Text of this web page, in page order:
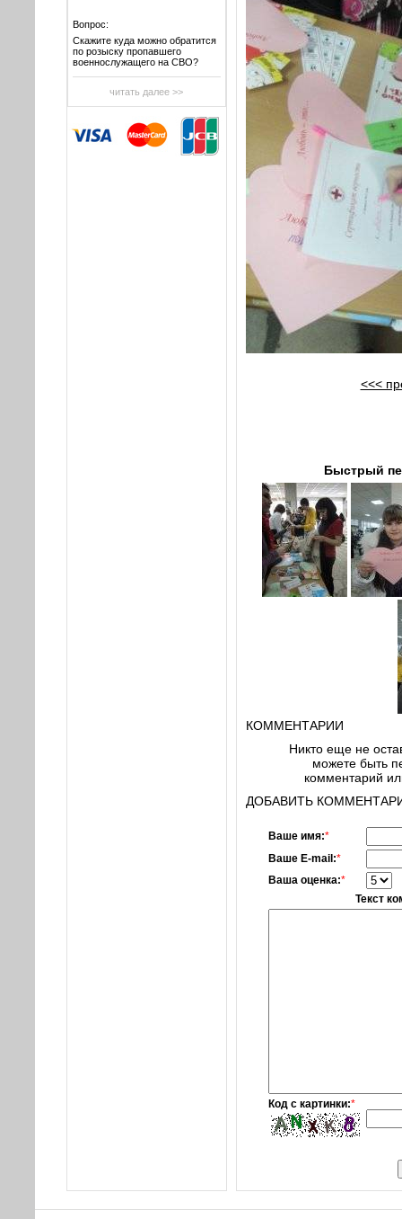
Вопрос:
Скажите куда можно обратится
по розыску пропавшего
военнослужащего на СВО?
читать далее >>
<<<
Быстрый
КОММЕНТАРИИ
Никто еще не
можете быть
комментарий
ДОБАВИТЬ
Ваше имя:*
Ваше E-mail:*
Ваша оценка:*
Текст
Код с картинки:*